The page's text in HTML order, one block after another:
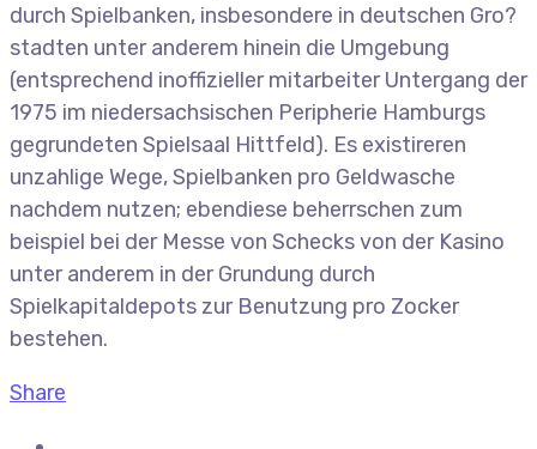
durch Spielbanken, insbesondere in deutschen Gro?
stadten unter anderem hinein die Umgebung
(entsprechend inoffizieller mitarbeiter Untergang der
1975 im niedersachsischen Peripherie Hamburgs
gegrundeten Spielsaal Hittfeld). Es existireren
unzahlige Wege, Spielbanken pro Geldwasche
nachdem nutzen; ebendiese beherrschen zum
beispiel bei der Messe von Schecks von der Kasino
unter anderem in der Grundung durch
Spielkapitaldepots zur Benutzung pro Zocker
bestehen.
Share